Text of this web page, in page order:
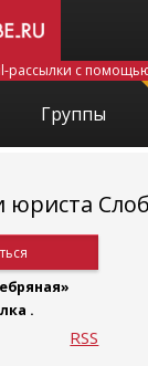
рассылки с
Группы
юриста
.
RSS